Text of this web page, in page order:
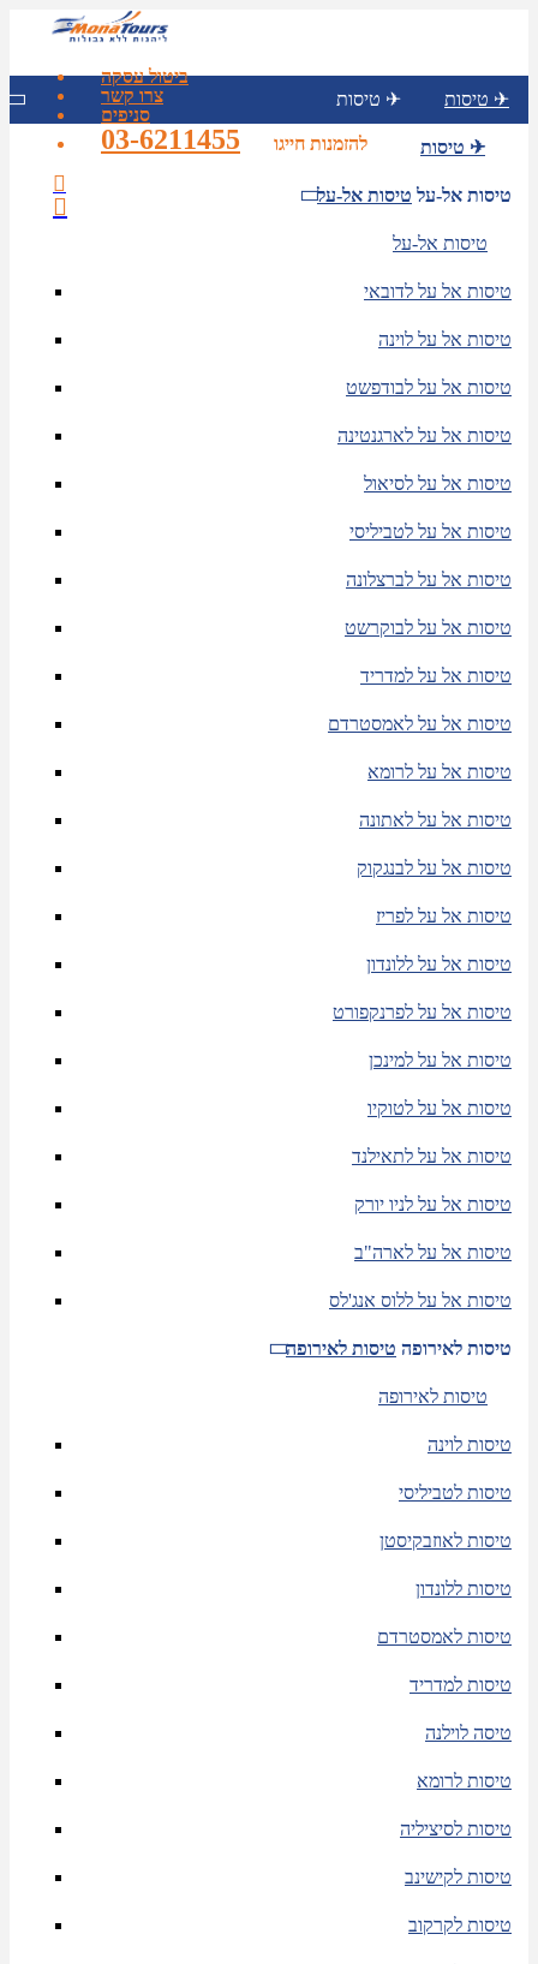
ביטול עסקה
צרו קשר
סניפים
להזמנות חייגו
03-6211455
טיסות ✈ טיסות ✈
טיסות ✈
טיסות אל-על טיסות אל-על
טיסות אל-על
טיסות אל על לדובאי
טיסות אל על לוינה
טיסות אל על לבודפשט
טיסות אל על לארגנטינה
טיסות אל על לסיאול
טיסות אל על לטביליסי
טיסות אל על לברצלונה
טיסות אל על לבוקרשט
טיסות אל על למדריד
טיסות אל על לאמסטרדם
טיסות אל על לרומא
טיסות אל על לאתונה
טיסות אל על לבנגקוק
טיסות אל על לפריז
טיסות אל על ללונדון
טיסות אל על לפרנקפורט
טיסות אל על למינכן
טיסות אל על לטוקיו
טיסות אל על לתאילנד
טיסות אל על לניו יורק
טיסות אל על לארה"ב
טיסות אל על ללוס אנג'לס
טיסות לאירופה טיסות לאירופה
טיסות לאירופה
טיסות לוינה
טיסות לטביליסי
טיסות לאוזבקיסטן
טיסות ללונדון
טיסות לאמסטרדם
טיסות למדריד
טיסה לוילנה
טיסות לרומא
טיסות לסיציליה
טיסות לקישינב
טיסות לקרקוב